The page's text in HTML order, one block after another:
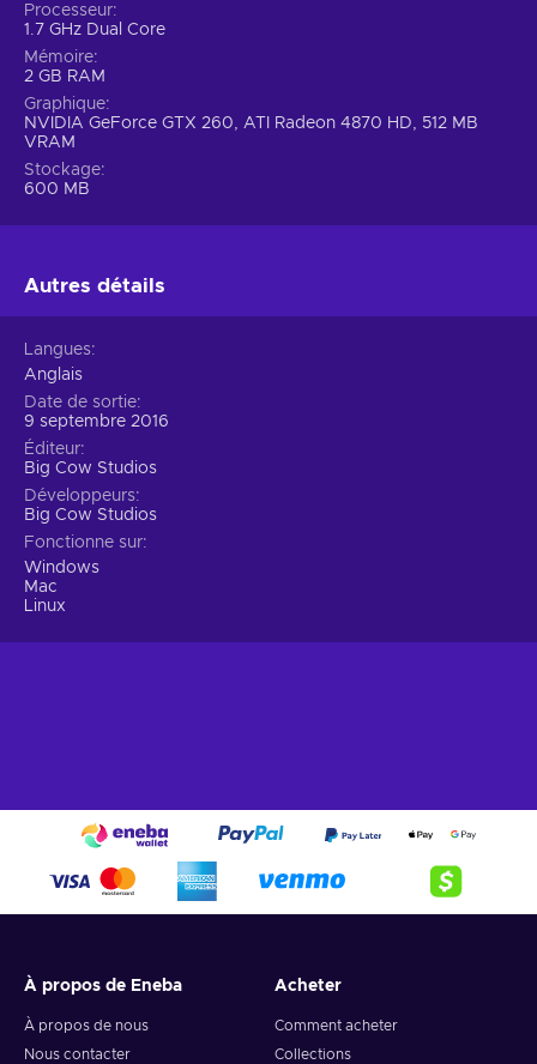
Processeur
1.7 GHz Dual Core
Mémoire
2 GB RAM
Graphique
NVIDIA GeForce GTX 260, ATI Radeon 4870 HD, 512 MB
VRAM
Stockage
600 MB
Autres détails
Langues
Anglais
Date de sortie
9 septembre 2016
Éditeur
Big Cow Studios
Développeurs
Big Cow Studios
Fonctionne sur
Windows
Mac
Linux
À propos de Eneba
À propos de nous
Nous contacter
Acheter
Comment acheter
Collections